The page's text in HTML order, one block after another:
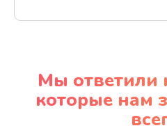
Замена
Мы ответили
которые нам